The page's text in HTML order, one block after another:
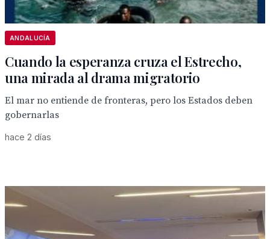
ANDALUCÍA
Cuando la esperanza cruza el Estrecho,
una mirada al drama migratorio
El mar no entiende de fronteras, pero los Estados deben
gobernarlas
hace 2 días